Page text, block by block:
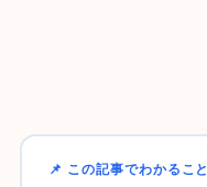
📌 この記事でわかること